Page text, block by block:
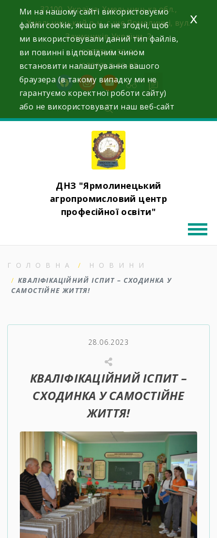
content
32100, Україна, Хмельницька обл.,
Хмельницький р-н, с-ще Ярмолинці, вул.
Захисників України, 2
(03853) 2-33-01
(03853) 3-03-05
facebookinstagram
youtube
ДНЗ "Ярмолинецький
агропромисловий центр
професійної освіти"
ГОЛОВНА
НОВИНИ
КВАЛІФІКАЦІЙНИЙ ІСПИТ – СХОДИНКА У
САМОСТІЙНЕ ЖИТТЯ!
28.06.2023
КВАЛІФІКАЦІЙНИЙ ІСПИТ –
СХОДИНКА У САМОСТІЙНЕ
ЖИТТЯ!
Ми на нашому сайті використовуємо
файли cookie, якщо ви не згодні, щоб
ми використовували даний тип файлів,
ви повинні відповідним чином
встановити налаштування вашого
браузера (в такому випадку ми не
гарантуємо коректної роботи сайту)
або не використовувати наш веб-сайт
x